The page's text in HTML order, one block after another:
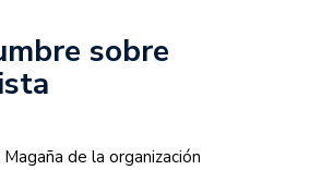
sobre
de la organización